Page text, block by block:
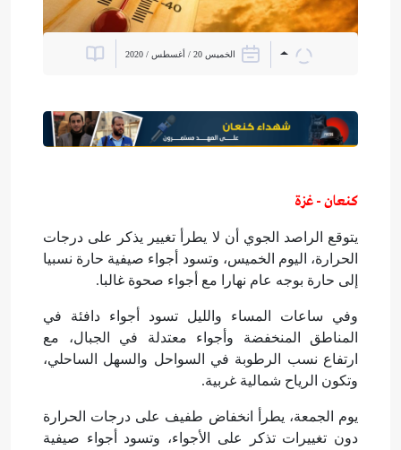
الخميس 20 / أغسطس / 2020
كنعان - غزة
يتوقع الراصد الجوي أن لا يطرأ تغيير يذكر على درجات
الحرارة، اليوم الخميس، وتسود أجواء صيفية حارة نسبيا
إلى حارة بوجه عام نهارا مع أجواء صحوة غالبا.
وفي ساعات المساء والليل تسود أجواء دافئة في
المناطق المنخفضة وأجواء معتدلة في الجبال، مع
ارتفاع نسب الرطوبة في السواحل والسهل الساحلي،
وتكون الرياح شمالية غربية.
يوم الجمعة، يطرأ انخفاض طفيف على درجات الحرارة
دون تغييرات تذكر على الأجواء، وتسود أجواء صيفية